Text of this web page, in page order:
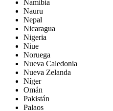
Namibia
Nauru
Nepal
Nicaragua
Nigeria
Niue
Noruega
Nueva Caledonia
Nueva Zelanda
Níger
Omán
Pakistán
Palaos